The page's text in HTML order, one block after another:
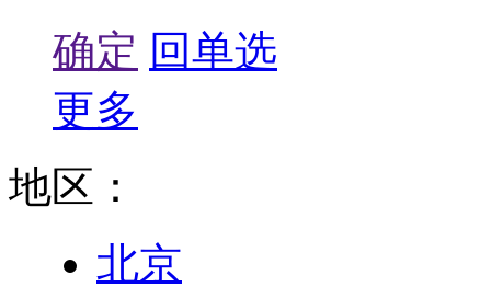
确定 回单选
更多
地区：
北京